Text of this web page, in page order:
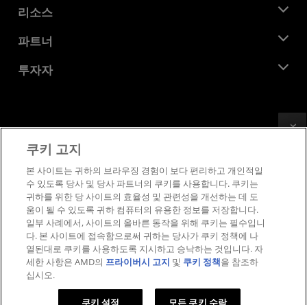
기업의 사회적 책임
채용
문의하기
뉴스룸
미디어 라이브러리
리소스
개발자 센트럴
사례 연구
파트너
AMD 파트너 허브
투자자
이사위원회
거버넌스 문서
SEC 신고서
상표
공급망 투명성
공정 및 공개 경쟁
영국 세금 전략
쿠키 정책
쿠키 설정
쿠키 고지
본 사이트는 귀하의 브라우징 경험이 보다 편리하고 개인적일
수 있도록 당사 및 당사 파트너의 쿠키를 사용합니다. 쿠키는
귀하를 위한 당 사이트의 효율성 및 관련성을 개선하는 데 도
움이 될 수 있도록 귀하 컴퓨터의 유용한 정보를 저장합니다.
일부 사례에서, 사이트의 올바른 동작을 위해 쿠키는 필수입니
다. 본 사이트에 접속함으로써 귀하는 당사가 쿠키 정책에 나
열된대로 쿠키를 사용하도록 지시하고 승낙하는 것입니다. 자
세한 사항은 AMD의 프라이버시 고지 및 쿠키 정책을 참조하
십시오.
쿠키 설정 모든 쿠키 수락